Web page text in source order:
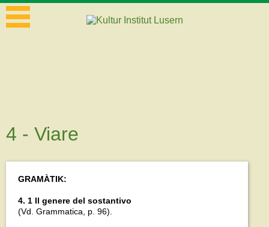
4 - Viare
GRAMÀTIK:
4. 1 Il genere del sostantivo
(Vd. Grammatica, p. 96).